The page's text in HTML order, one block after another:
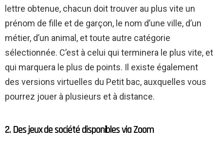
lettre obtenue, chacun doit trouver au plus vite un
prénom de fille et de garçon, le nom d’une ville, d’un
métier, d’un animal, et toute autre catégorie
sélectionnée. C’est à celui qui terminera le plus vite, et
qui marquera le plus de points. Il existe également
des versions virtuelles du Petit bac, auxquelles vous
pourrez jouer à plusieurs et à distance.
2. Des jeux de société disponibles via Zoom